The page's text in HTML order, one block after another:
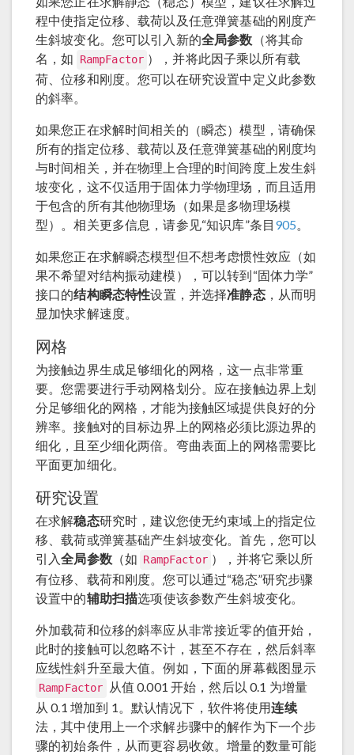
程中使指定位移、载荷以及任意弹簧基础的刚度产
生斜坡变化。您可以引入新的全局参数 （将其命
名，如
RampFactor ），并将此因子乘以所有载
荷、位移和刚度。您可以在研究设置中定义此参数
的斜率。
如果您正在求解时间相关的（瞬态）模型，请确保
所有的指定位移、载荷以及任意弹簧基础的刚度均
与时间相关，并在物理上合理的时间跨度上发生斜
坡变化，这不仅适用于固体力学物理场，而且适用
于包含的所有其他物理场（如果是多物理场模
型）。相关更多信息，请参见“知识库”条目 905
如果您正在求解瞬态模型但不想考虑惯性效应（如
果不希望对结构振动建模），可以转到“固体力学”
接口的结构瞬态特性设置，并选择准静态，从而明
显加快求解速度。
网格
为接触边界生成足够细化的网格，这一点非常重
要。您需要进行手动网格划分。应在接触边界上划
分足够细化的网格，才能为接触区域提供良好的分
辨率。接触对的目标边界上的网格必须比源边界的
细化，且至少细化两倍。弯曲表面上的网格需要比
平面更加细化。
研究设置
在求解稳态研究时，建议您使无约束域上的指定位
移、载荷或弹簧基础产生斜坡变化。首先，您可以
引入全局参数（如 RampFactor ），并将它乘以所
有位移、载荷和刚度。您可以通过“稳态”研究步骤
设置中的辅助扫描选项使该参数产生斜坡变化。
外加载荷和位移的斜率应从非常接近零的值开始，
此时的接触可以忽略不计，甚至不存在，然后斜率
应线性斜升至最大值。例如，下面的屏幕截图显示
RampFactor
从值 0.001 开始，然后以 0.1 为增量
从 0.1 增加到 1。默认情况下，软件将使用连续
法，其中使用上一个求解步骤中的解作为下一个步
骤的初始条件，从而更容易收敛。增量的数量可能